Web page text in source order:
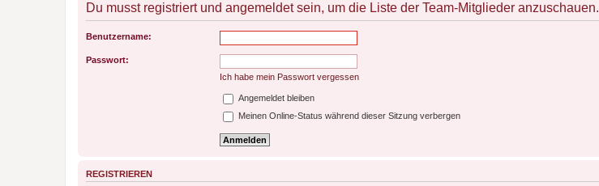
Du musst registriert und angemeldet sein, um die Liste der Team-Mitglieder anzuschauen.
Benutzername:
Passwort:
Ich habe mein Passwort vergessen
Angemeldet bleiben
Meinen Online-Status während dieser Sitzung verbergen
REGISTRIEREN